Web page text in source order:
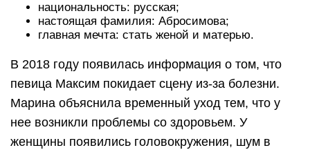
национальность: русская;
настоящая фамилия: Абросимова;
главная мечта: стать женой и матерью.
В 2018 году появилась информация о том, что
певица Максим покидает сцену из-за болезни.
Марина объяснила временный уход тем, что у
нее возникли проблемы со здоровьем. У
женщины появились головокружения, шум в